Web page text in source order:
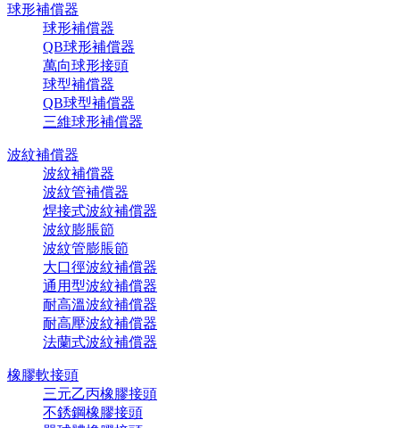
球形補償器
球形補償器
QB球形補償器
萬向球形接頭
球型補償器
QB球型補償器
三維球形補償器
波紋補償器
波紋補償器
波紋管補償器
焊接式波紋補償器
波紋膨脹節
波紋管膨脹節
大口徑波紋補償器
通用型波紋補償器
耐高溫波紋補償器
耐高壓波紋補償器
法蘭式波紋補償器
橡膠軟接頭
三元乙丙橡膠接頭
不銹鋼橡膠接頭